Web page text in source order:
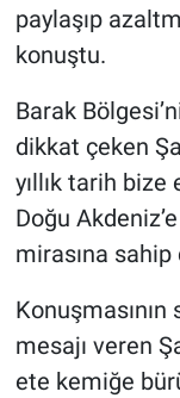
paylaşıp
konuştu.
Barak
dikkat çeken
yıllık tarih
Doğu
mirasına sahip
mesajı veren
ete kemiğe